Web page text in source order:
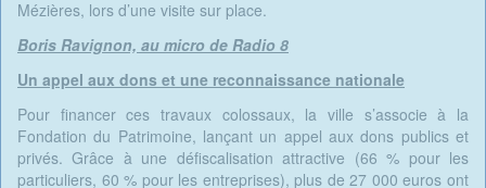
Mézières, lors d’une visite sur place.
Boris Ravignon, au micro de Radio 8
Un appel aux dons et une reconnaissance nationale
Pour financer ces travaux colossaux, la ville s’associe à la
Fondation du Patrimoine, lançant un appel aux dons publics et
privés. Grâce à une défiscalisation attractive (66 % pour les
particuliers, 60 % pour les entreprises), plus de 27 000 euros ont